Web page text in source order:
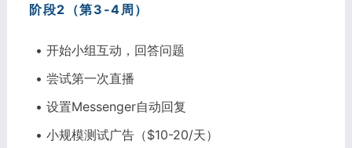
阶段2（第3-4周）
• 开始小组互动，回答问题
• 尝试第一次直播
• 设置Messenger自动回复
• 小规模测试广告（$10-20/天）